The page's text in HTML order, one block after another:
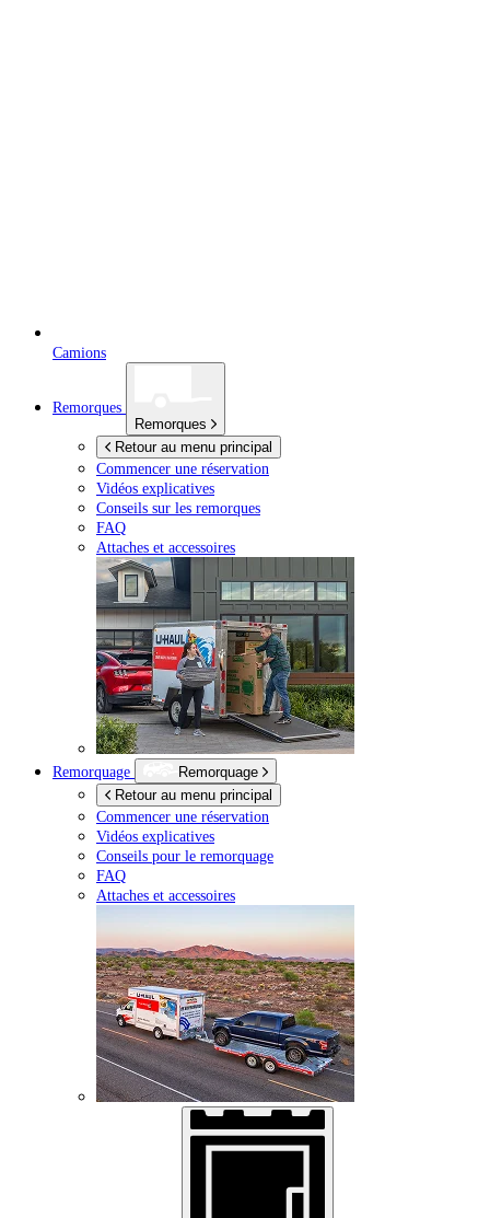
Camions
Remorques
Remorques
Retour au menu principal
Commencer une réservation
Vidéos explicatives
Conseils sur les remorques
FAQ
Attaches et accessoires
Remorquage
Remorquage
Retour au menu principal
Commencer une réservation
Vidéos explicatives
Conseils pour le remorquage
FAQ
Attaches et accessoires